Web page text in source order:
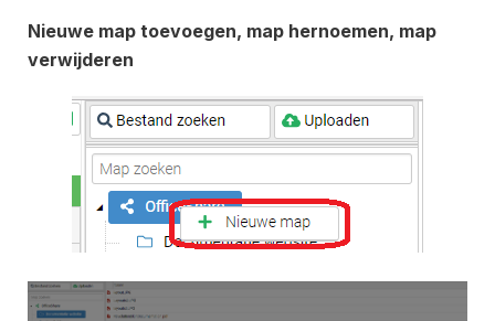
Nieuwe map toevoegen, map hernoemen, map
verwijderen